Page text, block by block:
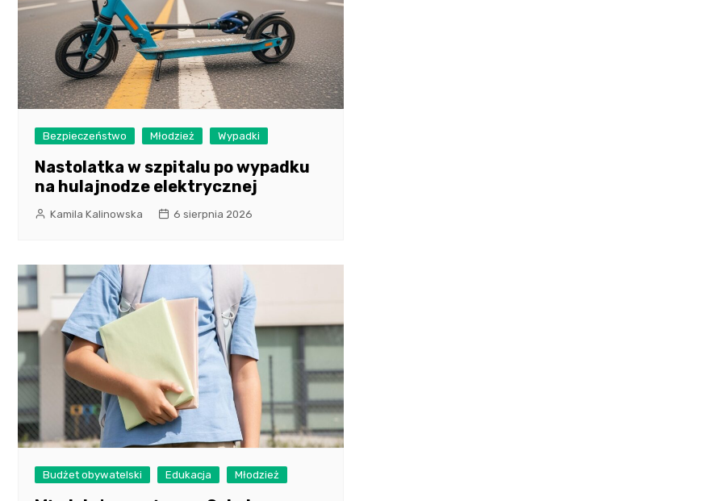
Bezpieczeństwo Młodzież Wypadki
Nastolatka w szpitalu po wypadku
na hulajnodze elektrycznej
Kamila Kalinowska 6 sierpnia 2026
Budżet obywatelski Edukacja Młodzież